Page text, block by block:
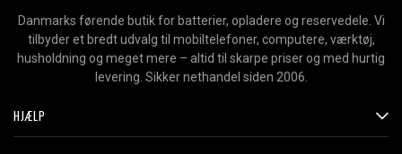
Danmarks førende butik for batterier, opladere og reservedele. Vi
tilbyder et bredt udvalg til mobiltelefoner, computere, værktøj,
husholdning og meget mere – altid til skarpe priser og med hurtig
levering. Sikker nethandel siden 2006.
HJÆLP